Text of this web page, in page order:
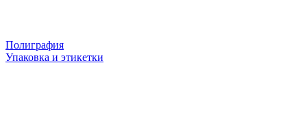
Полиграфия
Упаковка и этикетки